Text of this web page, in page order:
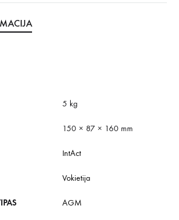
5 kg
150 × 87 × 160 mm
IntAct
Vokietija
AGM